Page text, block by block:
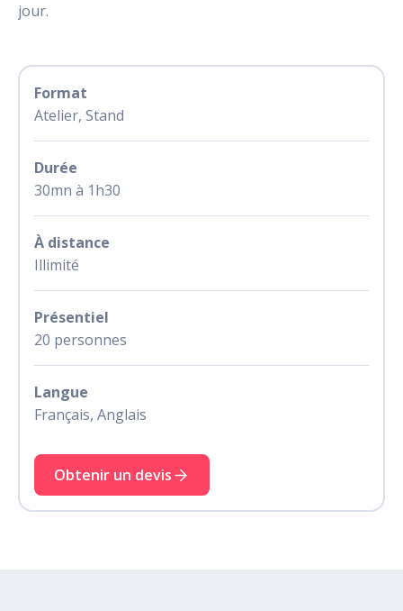
jour.
Format
Atelier, Stand
Durée
30mn à 1h30
À distance
Illimité
Présentiel
20 personnes
Langue
Français, Anglais
Obtenir un devis